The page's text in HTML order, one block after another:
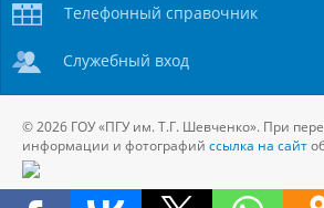
Телефонный справочник
Служебный вход
© 2026 ГОУ «ПГУ им. Т.Г. Шевченко». При
информации и фотографий ссылка на сайт